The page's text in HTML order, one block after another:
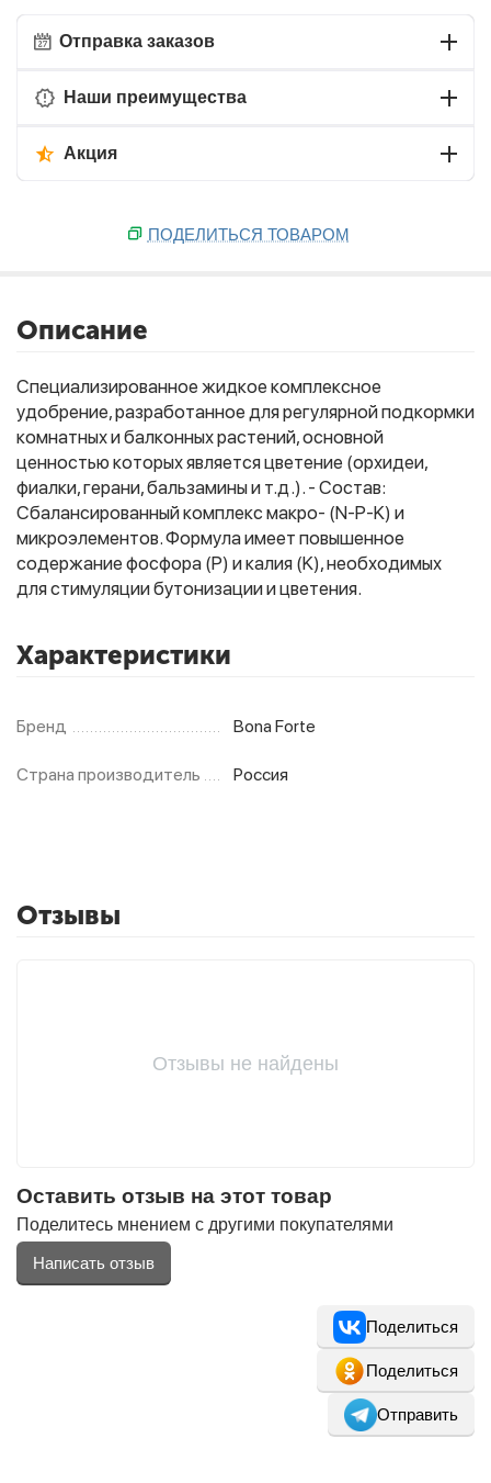
Фитолампы
Отправка заказов
Наши преимущества
Акция
ПОДЕЛИТЬСЯ ТОВАРОМ
Описание
Специализированное жидкое комплексное
удобрение, разработанное для регулярной подкормки
комнатных и балконных растений, основной
ценностью которых является цветение (орхидеи,
фиалки, герани, бальзамины и т.д.). - Состав:
Сбалансированный комплекс макро- (N-P-K) и
микроэлементов. Формула имеет повышенное
содержание фосфора (P) и калия (K), необходимых
для стимуляции бутонизации и цветения.
Характеристики
Бренд Bona Forte
Страна производитель Россия
Отзывы
Отзывы не найдены
Оставить отзыв на этот товар
Поделитесь мнением с другими покупателями
Написать отзыв
Поделиться
Поделиться
Отправить